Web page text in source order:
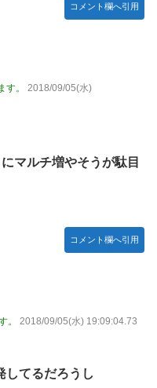
コメント欄へ引用
。
2018/09/05(水)
マルチ増やそうが駄目
コメント欄へ引用
。
2018/09/05(水) 19:09:04.73
してるだろうし